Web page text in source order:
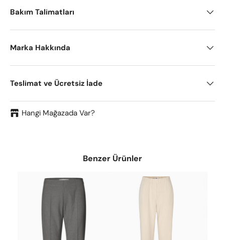
Bakım Talimatları
Marka Hakkında
Teslimat ve Ücretsiz İade
Hangi Mağazada Var?
Benzer Ürünler